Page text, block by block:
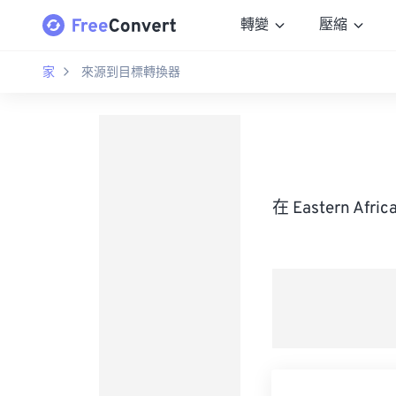
轉變 壓縮
家 來源到目標轉換器
在 Eastern